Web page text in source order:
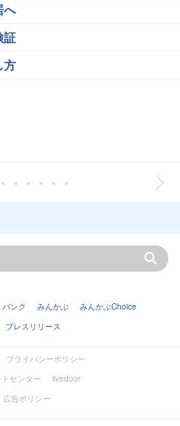
へ
証
方
バンク みんかぶ
みんかぶChoice
プレスリリース
プライバシーポリシー
センター
livedoor
広告ポリシー